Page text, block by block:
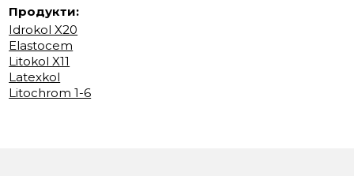
Продукти:
Idrokol X20
Elastocem
Litokol X11
Latexkol
Litochrom 1-6